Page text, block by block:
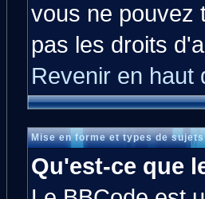
vous ne pouvez
pas les droits
Revenir en haut
Mise en forme et types de sujets
Qu'est-ce que